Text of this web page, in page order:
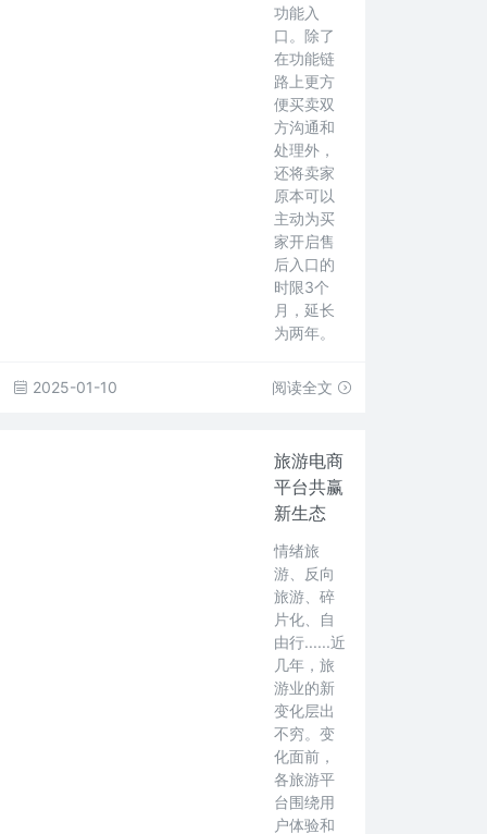
功能入
口。除了
在功能链
路上更方
便买卖双
方沟通和
处理外，
还将卖家
原本可以
主动为买
家开启售
后入口的
时限3个
月，延长
为两年。
2025-01-10 阅读全文
旅游电商
平台共赢
新生态
情绪旅
游、反向
旅游、碎
片化、自
由行......近
几年，旅
游业的新
变化层出
不穷。变
化面前，
各旅游平
台围绕用
户体验和